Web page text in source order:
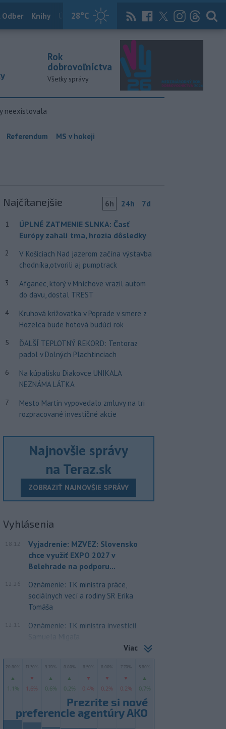
28°C
Odber Knihy Útulkovo Magazín News Now Archív
Rok
dobrovoľníctva
Všetky správy
neexistovala
Referendum MS v hokeji
Najčítanejšie 6h 24h 7d
1
ÚPLNÉ ZATMENIE SLNKA: Časť
Európy zahalí tma, hrozia dôsledky
2
V Košiciach Nad jazerom začína výstavba
chodníka,otvorili aj pumptrack
3
Afganec, ktorý v Mníchove vrazil autom
do davu, dostal TREST
4
Kruhová križovatka v Poprade v smere z
Hozelca bude hotová budúci rok
5
ĎALŠÍ TEPLOTNÝ REKORD: Tentoraz
padol v Dolných Plachtinciach
6
Na kúpalisku Diakovce UNIKALA
NEZNÁMA LÁTKA
7
Mesto Martin vypovedalo zmluvy na tri
rozpracované investičné akcie
Najnovšie správy
na Teraz.sk
ZOBRAZIŤ NAJNOVŠIE SPRÁVY
Vyhlásenia
18:12
Vyjadrenie: MZVEZ: Slovensko
chce využiť EXPO 2027 v
Belehrade na podporu...
12:26
Oznámenie: TK ministra práce,
sociálnych vecí a rodiny SR Erika
Tomáša
Oznámenie: TK ministra investícií
Samuela Migaľa
Viac